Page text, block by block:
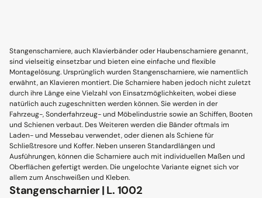
Stangenscharniere, auch Klavierbänder oder Haubenscharniere genannt,
sind vielseitig einsetzbar und bieten eine einfache und flexible
Montagelösung. Ursprünglich wurden Stangenscharniere, wie namentlich
erwähnt, an Klavieren montiert. Die Scharniere haben jedoch nicht zuletzt
durch ihre Länge eine Vielzahl von Einsatzmöglichkeiten, wobei diese
natürlich auch zugeschnitten werden können. Sie werden in der
Fahrzeug-, Sonderfahrzeug- und Möbelindustrie sowie an Schiffen, Booten
und Schienen verbaut. Des Weiteren werden die Bänder oftmals im
Laden- und Messebau verwendet, oder dienen als Schiene für
Schließtresore und Koffer. Neben unseren Standardlängen und
Ausführungen, können die Scharniere auch mit individuellen Maßen und
Oberflächen gefertigt werden. Die ungelochte Variante eignet sich vor
allem zum Anschweißen und Kleben.
Stangenscharnier | L. 1002